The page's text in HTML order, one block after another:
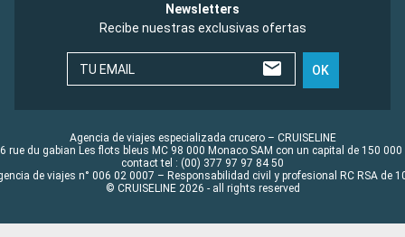
Newsletters
Recibe nuestras exclusivas ofertas
TU EMAIL OK
Agencia de viajes especializada crucero – CRUISELINE
rue du gabian Les flots bleus MC 98 000 Monaco SAM con un capital de 150 000
contact tel : (00) 377 97 97 84 50
de viajes n° 006 02 0007 – Responsabilidad civil y profesional RC RSA de
© CRUISELINE 2026 - all rights reserved